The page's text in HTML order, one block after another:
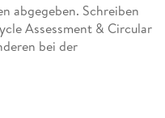
abgegeben. Schreiben
Assessment & Circular
bei der